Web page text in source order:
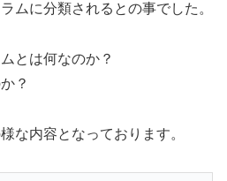
ムに分類されるとの事でした。
とは何なのか？
？
な内容となっております。